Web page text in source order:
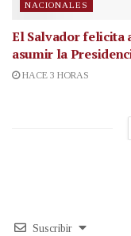
NACIONALES
El Salvador felicita
asumir la
HACE 3 HORAS
Suscribir